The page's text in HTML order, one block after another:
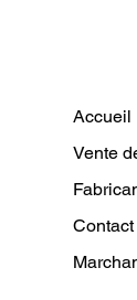
Accueil
Vente
Contact